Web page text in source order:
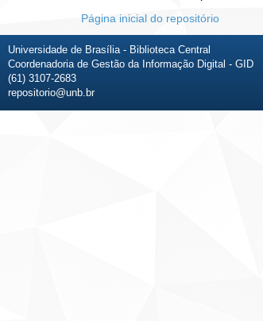
Página inicial do repositório
Universidade de Brasília - Biblioteca Central
Coordenadoria de Gestão da Informação Digital - GID
(61) 3107-2683
repositorio@unb.br